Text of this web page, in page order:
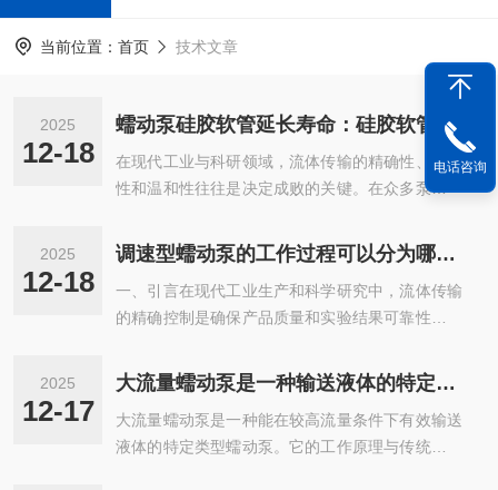
当前位置： 首页 技术文章
2025
12-18
蠕动泵硅胶软管延长寿命：硅胶软管的使用与维护之道
在现代工业与科研领域，流体传输的精确性、纯净
性和温和性往往是决定成败的关键。在众多泵类技
低等优势，在食品饮料、制药、生物技术、化工等
行业占据了地位。而在这套精密系统中，有一个看
似简单却至关核心的部件——硅胶软管。它不仅是
流体通过的通道，更是蠕动泵实现其所有优点的功
深入探讨蠕动泵硅胶软管的特性、选型要点、应用
泵的理想伴侣？要理解硅胶软管的重要性...
2025
12-18
调速型蠕动泵的工作过程可以分为哪些步骤
一、引言在现代工业生产和科学研究中，流体传输
的精确控制是确保产品质量和实验结果可靠性的关
的流体传输设备，凭借其独特的工作原理和性能特
点，已广泛应用于化工、制药、食品、环保、生物
医学等多个领域。本文将详细介绍它的定义、工作
原理、结构组成、技术特点、应用领域以及选型和
2025
12-17
大流量蠕动泵是一种输送液体的特定类型的设备
大流量蠕动泵是一种能在较高流量条件下有效输送
液体的特定类型蠕动泵。它的工作原理与传统蠕动
电话咨询